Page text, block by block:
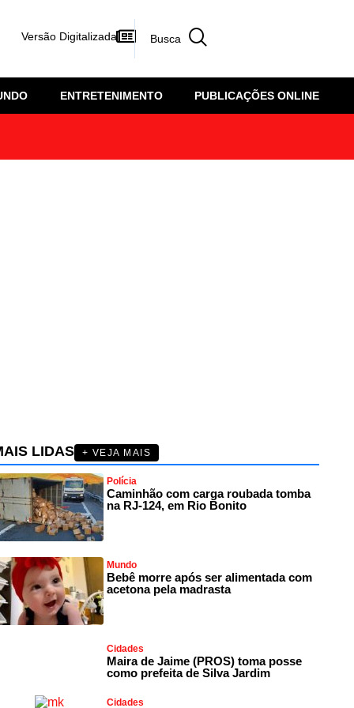
Versão Digitalizada
ENTRETENIMENTO PUBLICAÇÕES ONLINE
LIDAS + VEJA MAIS
Polícia
Caminhão com carga roubada tomba
na RJ-124, em Rio Bonito
Mundo
Bebê morre após ser alimentada com
acetona pela madrasta
Cidades
Maira de Jaime (PROS) toma posse
como prefeita de Silva Jardim
Cidades